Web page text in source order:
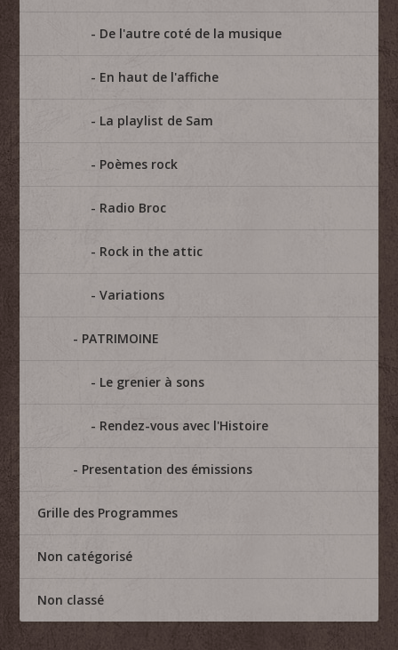
De l'autre coté de la musique
En haut de l'affiche
La playlist de Sam
Poèmes rock
Radio Broc
Rock in the attic
Variations
PATRIMOINE
Le grenier à sons
Rendez-vous avec l'Histoire
Presentation des émissions
Grille des Programmes
Non catégorisé
Non classé